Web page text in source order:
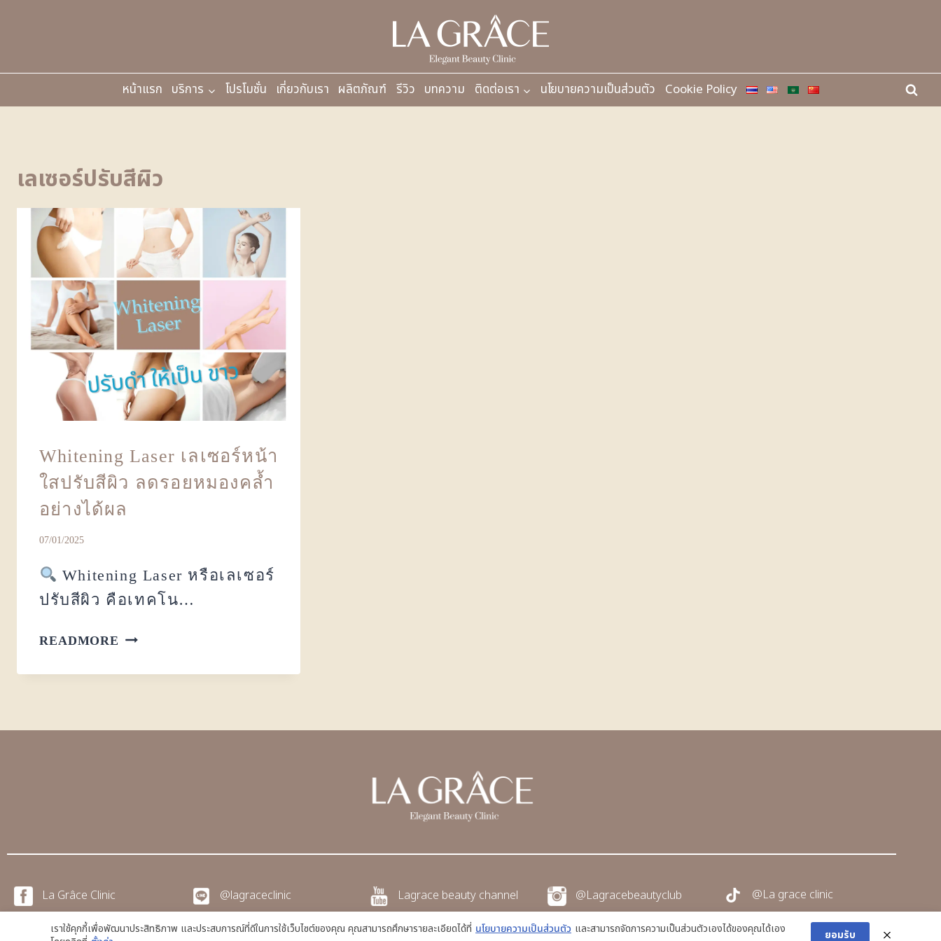
หน้าแรก บริการ โปรโมชั่น เกี่ยวกับเรา ผลิตภัณฑ์ รีวิว บทความ ติดต่อเรา นโยบายความเป็นส่วนตัว Cookie Policy
เลเซอร์ปรับสีผิว
Whitening Laser เลเซอร์หน้า
ใสปรับสีผิว ลดรอยหมองคล้ำ
อย่างได้ผล
07/01/2025
Whitening Laser หรือเลเซอร์
ปรับสีผิว คือเทคโน…
READMORE
La Grâce Clinic @lagraceclinic Lagrace beauty channel @Lagracebeautyclub @La grace clinic
เราใช้คุกกี้เพื่อพัฒนาประสิทธิภาพ และประสบการณ์ที่ดีในการใช้เว็บไซต์ของคุณ คุณสามารถศึกษารายละเอียดได้ที่ นโยบายความเป็นส่วนตัว และสามารถจัดการความเป็นส่วนตัวเองได้ของคุณได้เอง
ยอมรับ